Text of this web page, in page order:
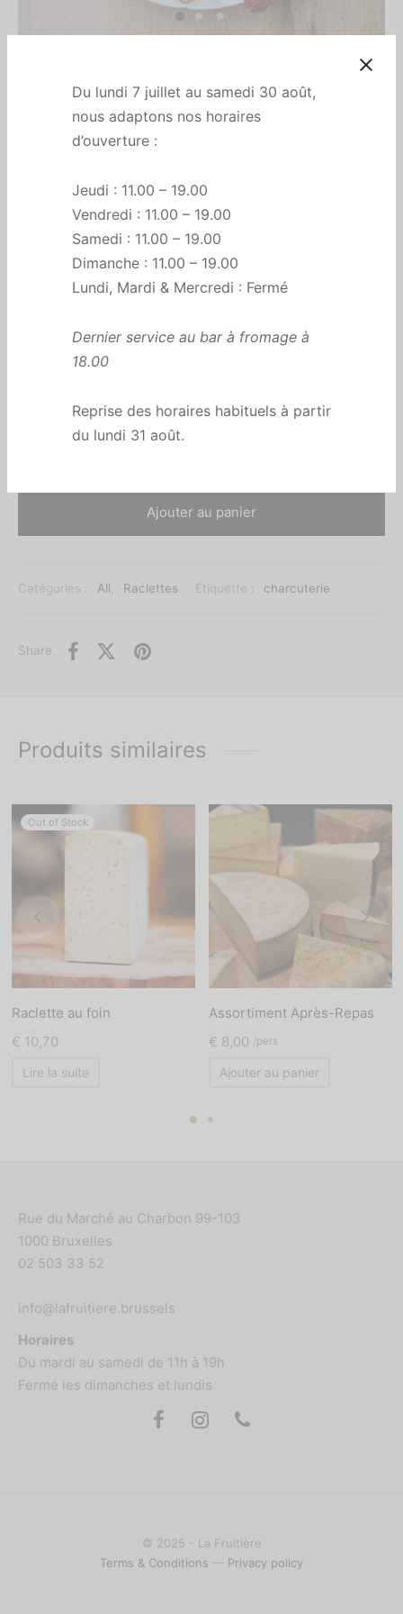
Du lundi 7 juillet au samedi 30 août,
d’ouverture :
Jeudi : 11.00 – 19.00
Vendredi : 11.00 – 19.00
Samedi : 11.00 – 19.00
Lundi, Mardi & Mercredi : Fermé
18.00
Assortiment de
charcuterie
Prix indiqué pour 100g (portion pour 1 personne).
Photo non contractuelle. Sélection des charcuteries en
fonction des stocks disponibles.
👇🏻 Le nombre sélectionné ci-dessous correspond à une
portion de 100g
Ajouter au panier
Catégories : All Raclettes Étiquette : charcuterie
Share
Produits similaires
Out of Stock
Raclette au foin
€ 10,70
Lire la suite
Assortiment Après-Repas
€ 8,00 /pers
Ajouter au panier
Rue du Marché au Charbon 99-103
1000 Bruxelles
02 503 33 52
info@lafruitiere.brussels
Horaires
Du mardi au samedi de 11h à 19h
Fermé les dimanches et lundis
© 2025 - La Fruitière
Terms & Conditions — Privacy policy